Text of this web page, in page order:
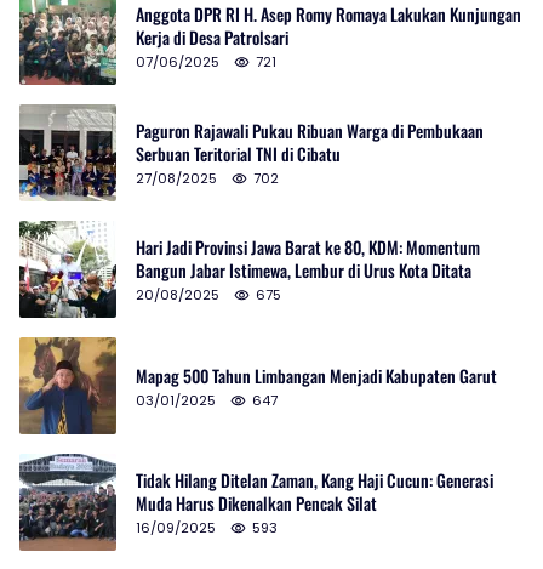
Anggota DPR RI H. Asep Romy Romaya Lakukan Kunjungan
Kerja di Desa Patrolsari
07/06/2025 721
Paguron Rajawali Pukau Ribuan Warga di Pembukaan
Serbuan Teritorial TNI di Cibatu
27/08/2025 702
Hari Jadi Provinsi Jawa Barat ke 80, KDM: Momentum
Bangun Jabar Istimewa, Lembur di Urus Kota Ditata
20/08/2025 675
Mapag 500 Tahun Limbangan Menjadi Kabupaten Garut
03/01/2025 647
Tidak Hilang Ditelan Zaman, Kang Haji Cucun: Generasi
Muda Harus Dikenalkan Pencak Silat
16/09/2025 593